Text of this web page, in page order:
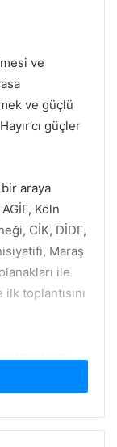
ve
ve güçlü
güçler
bir araya
Köln
CİK, DİDF,
Maraş
ile
toplantısını